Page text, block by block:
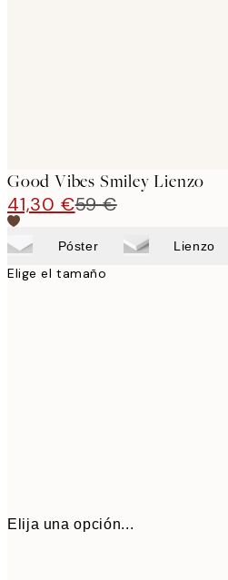
Good Vibes Smiley Lienzo
41,30 €59 €
Póster Lienzo
Elige el tamaño
Elija una opción...